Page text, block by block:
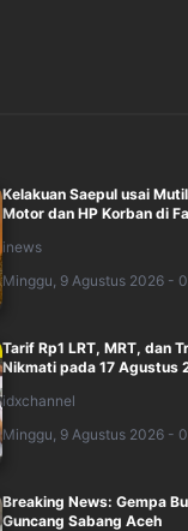
Kelakuan Saepul usai
Motor dan HP Korban di
inews
Minggu, 9 Agustus 2026 -
Tarif Rp1 LRT, MRT, dan
Nikmati pada 17 Agustus
idxchannel
Minggu, 9 Agustus 2026 -
Breaking News: Gempa
Guncang Sabang Aceh